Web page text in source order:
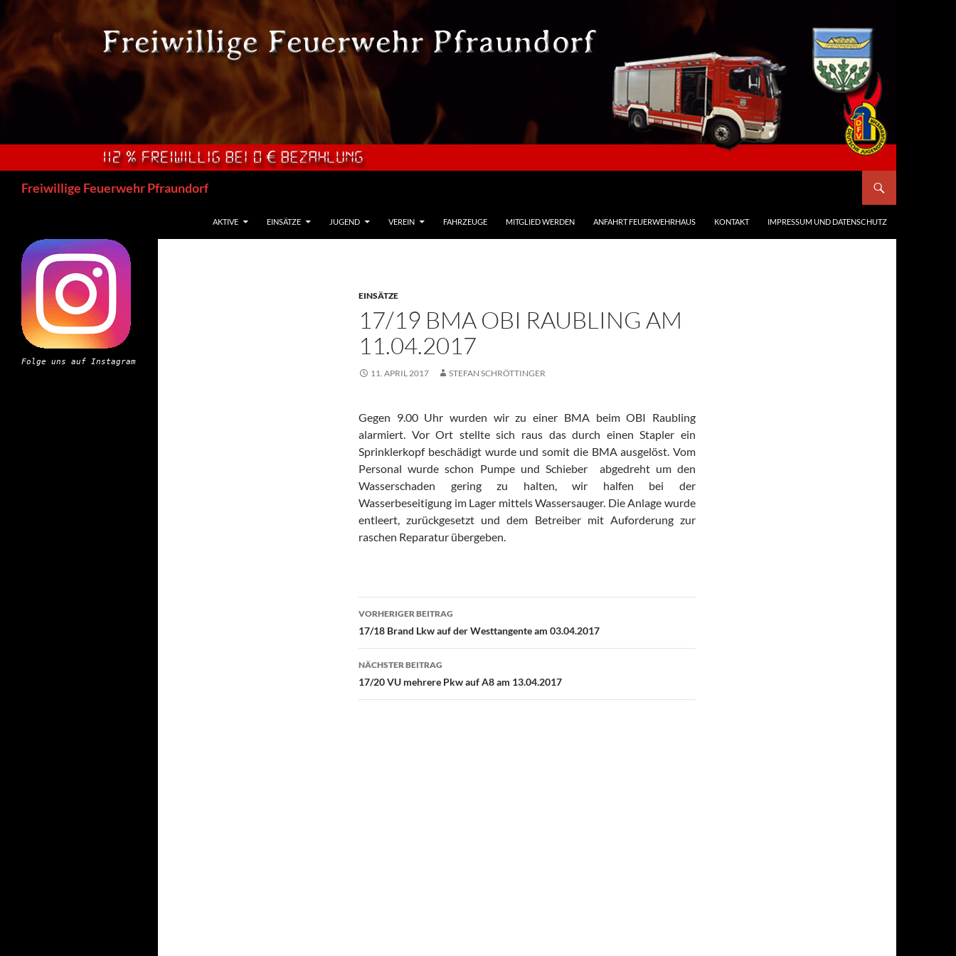
springen
Freiwillige Feuerwehr Pfraundorf
AKTIVE EINSÄTZE JUGEND VEREIN FAHRZEUGE MITGLIED WERDEN ANFAHRT FEUERWEHRHAUS KONTAKT IMPRESSUM UND DATENSCHUTZ
EINSÄTZE
17/19 BMA OBI RAUBLING AM
11.04.2017
11. APRIL 2017 STEFAN SCHRÖTTINGER
Gegen 9.00 Uhr wurden wir zu einer BMA beim OBI Raubling
alarmiert. Vor Ort stellte sich raus das durch einen Stapler ein
Sprinklerkopf beschädigt wurde und somit die BMA ausgelöst. Vom
Personal wurde schon Pumpe und Schieber abgedreht um den
Wasserschaden gering zu halten, wir halfen bei der
Wasserbeseitigung im Lager mittels Wassersauger. Die Anlage wurde
entleert, zurückgesetzt und dem Betreiber mit Auforderung zur
raschen Reparatur übergeben.
Beitragsnavigation
VORHERIGER BEITRAG
17/18 Brand Lkw auf der Westtangente am 03.04.2017
NÄCHSTER BEITRAG
17/20 VU mehrere Pkw auf A8 am 13.04.2017
Folge uns auf Instagram